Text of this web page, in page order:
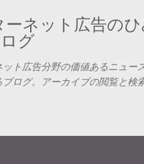
スキップしてメイン コンテン
ーネット広告の
グ
ット広告分野の価値あるニュー
ブログ。アーカイブの閲覧と検